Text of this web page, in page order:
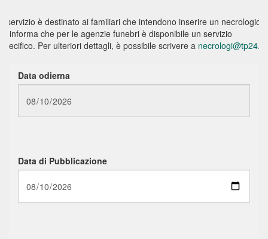
Il servizio è destinato ai familiari che intendono inserire un necrologio.
Si informa che per le agenzie funebri è disponibile un servizio
specifico. Per ulteriori dettagli, è possibile scrivere a necrologi@tp24.it
Data odierna
Data di Pubblicazione